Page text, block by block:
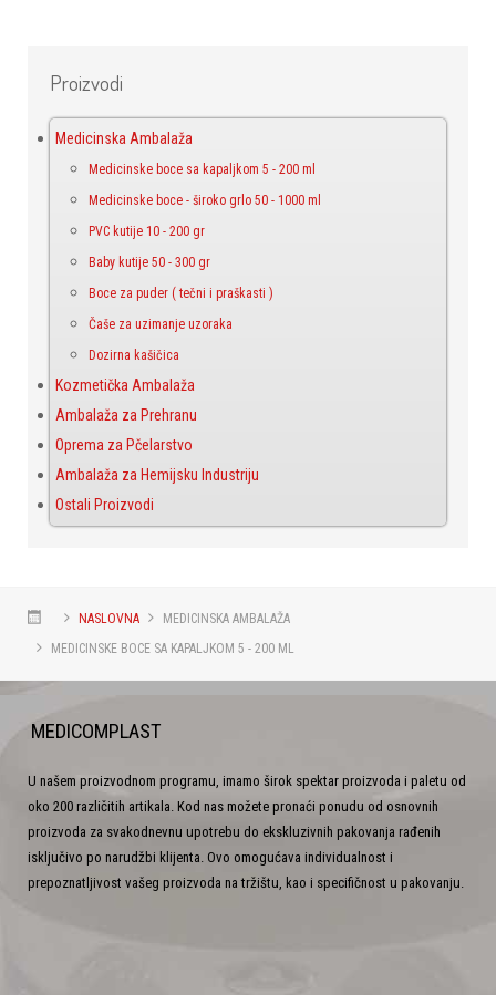
Proizvodi
Medicinska Ambalaža
Medicinske boce sa kapaljkom 5 - 200 ml
Medicinske boce - široko grlo 50 - 1000 ml
PVC kutije 10 - 200 gr
Baby kutije 50 - 300 gr
Boce za puder ( tečni i praškasti )
Čaše za uzimanje uzoraka
Dozirna kašičica
Kozmetička Ambalaža
Ambalaža za Prehranu
Oprema za Pčelarstvo
Ambalaža za Hemijsku Industriju
Ostali Proizvodi
NASLOVNA
MEDICINSKA AMBALAŽA
MEDICINSKE BOCE SA KAPALJKOM 5 - 200 ML
MEDICOMPLAST
U našem proizvodnom programu, imamo širok spektar proizvoda i paletu od
oko 200 različitih artikala. Kod nas možete pronaći ponudu od osnovnih
proizvoda za svakodnevnu upotrebu do ekskluzivnih pakovanja rađenih
isključivo po narudžbi klijenta. Ovo omogućava individualnost i
prepoznatljivost vašeg proizvoda na tržištu, kao i specifičnost u pakovanju.